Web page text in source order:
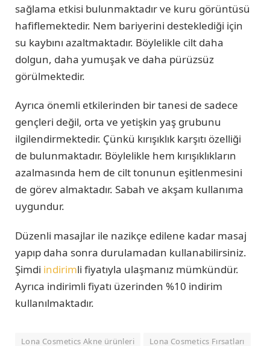
sağlama etkisi bulunmaktadır ve kuru görüntüsü
hafiflemektedir. Nem bariyerini desteklediği için
su kaybını azaltmaktadır. Böylelikle cilt daha
dolgun, daha yumuşak ve daha pürüzsüz
görülmektedir.
Ayrıca önemli etkilerinden bir tanesi de sadece
gençleri değil, orta ve yetişkin yaş grubunu
ilgilendirmektedir. Çünkü kırışıklık karşıtı özelliği
de bulunmaktadır. Böylelikle hem kırışıklıkların
azalmasında hem de cilt tonunun eşitlenmesini
de görev almaktadır. Sabah ve akşam kullanıma
uygundur.
Düzenli masajlar ile nazikçe edilene kadar masaj
yapıp daha sonra durulamadan kullanabilirsiniz.
Şimdi indirimli fiyatıyla ulaşmanız mümkündür.
Ayrıca indirimli fiyatı üzerinden %10 indirim
kullanılmaktadır.
Lona Cosmetics Akne ürünleri
Lona Cosmetics Fırsatları